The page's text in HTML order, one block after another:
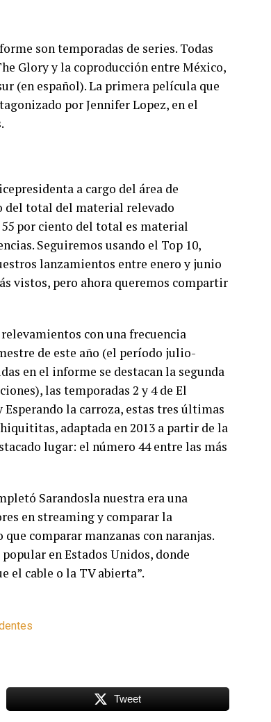
son temporadas de series. Todas
Glory y la coproducción entre México,
(en español). La primera película que
por Jennifer Lopez, en el
a cargo del área de
del total del material relevado
55 por ciento del total es material
Seguiremos usando el Top 10,
lanzamientos entre enero y junio
vistos, pero ahora queremos compartir
con una frecuencia
de este año (el período julio-
en el informe se destacan la segunda
las temporadas 2 y 4 de El
Esperando la carroza, estas tres últimas
adaptada en 2013 a partir de la
lugar: el número 44 entre las más
Sarandosla nuestra era una
en streaming y comparar la
comparar manzanas con naranjas.
en Estados Unidos, donde
el cable o la TV abierta”.
Tweet